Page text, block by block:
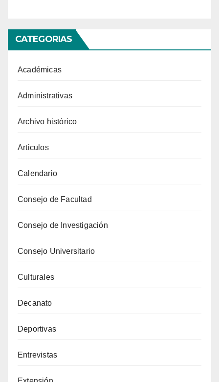
CATEGORIAS
Académicas
Administrativas
Archivo histórico
Articulos
Calendario
Consejo de Facultad
Consejo de Investigación
Consejo Universitario
Culturales
Decanato
Deportivas
Entrevistas